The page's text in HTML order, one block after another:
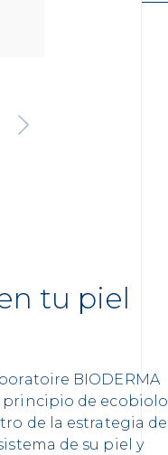
tu piel
BIODERMA
principio de
de la estrategia de
de su piel y